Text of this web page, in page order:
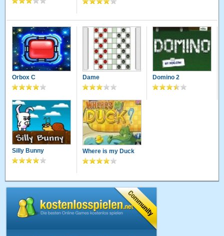
Orbox C Dame Domino 2
Silly Bunny Where is my Duck